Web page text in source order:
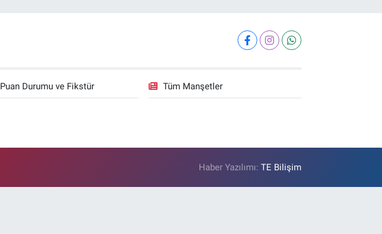
Puan Durumu ve Fikstür Tüm Manşetler
Haber Yazılımı:TE Bilişim